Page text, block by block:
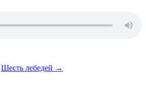
Шесть лебедей →